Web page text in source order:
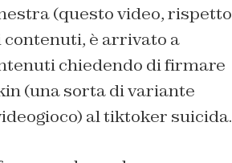
(questo video, rispetto
contenuti, è arrivato a
chiedendo di firmare
(una sorta di variante
al tiktoker suicida.